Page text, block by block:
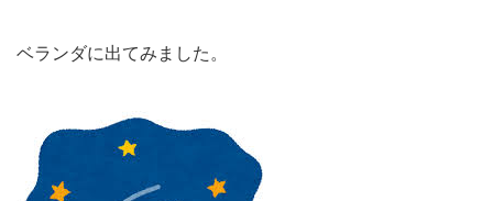
ベランダに出てみました。